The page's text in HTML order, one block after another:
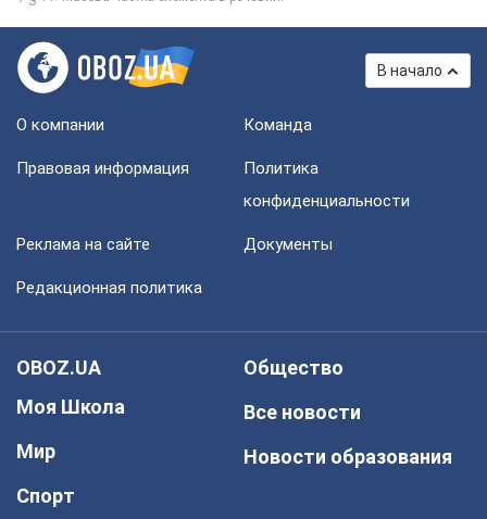
В начало
О компании Команда
Правовая информация
Политика
конфиденциальности
Реклама на сайте Документы
Редакционная политика
OBOZ.UA
Моя Школа
Мир
Спорт
Общество
Все новости
Новости образования